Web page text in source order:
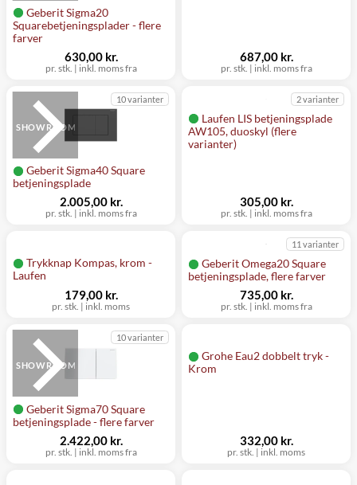
Geberit Sigma20
Squarebetjeningsplader - flere
farver
pr. stk. | inkl. moms fra
630,00 kr.
pr. stk. | inkl. moms fra
687,00 kr.
Geberit Sigma40 Square
betjeningsplade
10 varianter
SHOWROOM
pr. stk. | inkl. moms fra
2.005,00 kr.
Laufen LIS betjeningsplade
AW105, duoskyl (flere
varianter)
2 varianter
pr. stk. | inkl. moms fra
305,00 kr.
Trykknap Kompas, krom -
Laufen
pr. stk. | inkl. moms
179,00 kr.
Geberit Omega20 Square
betjeningsplade, flere farver
11 varianter
pr. stk. | inkl. moms fra
735,00 kr.
Geberit Sigma70 Square
betjeningsplade - flere farver
10 varianter
SHOWROOM
pr. stk. | inkl. moms fra
2.422,00 kr.
Grohe Eau2 dobbelt tryk -
Krom
pr. stk. | inkl. moms
332,00 kr.